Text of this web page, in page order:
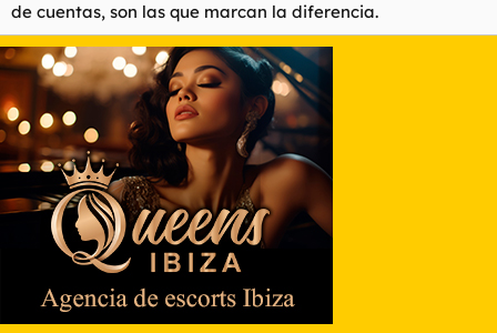
de cuentas, son las que marcan la diferencia.